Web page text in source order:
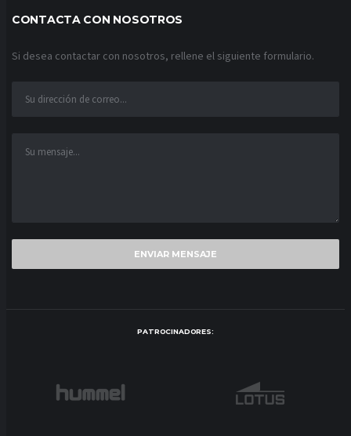
CONTACTA CON NOSOTROS
Si desea contactar con nosotros, rellene el siguiente formulario.
PATROCINADORES: